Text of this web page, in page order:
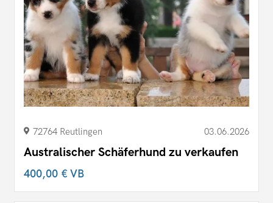
72764 Reutlingen 03.06.2026
Australischer Schäferhund zu verkaufen
400,00 €VB